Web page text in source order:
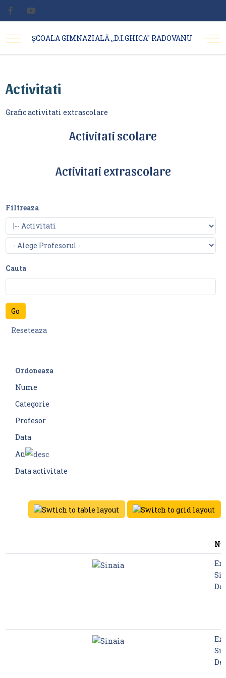
ȘCOALA GIMNAZIALĂ ,,D.I.GHICA'' RADOVANU
Activitati
Grafic activitati extrascolare
Activitati scolare
Activitati extrascolare
Filtreaza
Cauta
Ordoneaza
Nume
Categorie
Profesor
Data
An
Data activitate